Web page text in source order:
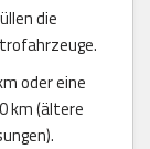
die
oder eine
km (ältere